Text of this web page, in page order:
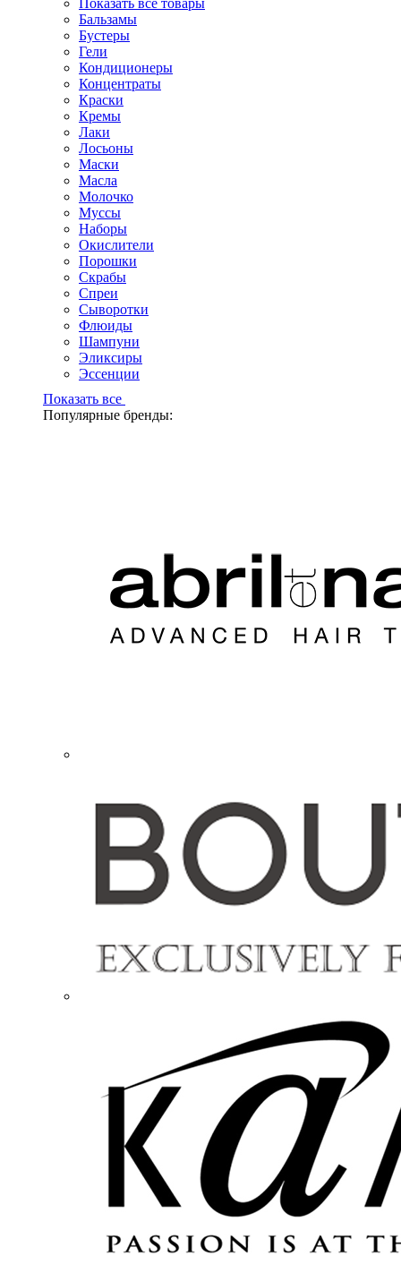
Показать все товары
Бальзамы
Бустеры
Гели
Кондиционеры
Концентраты
Краски
Кремы
Лаки
Лосьоны
Маски
Масла
Молочко
Муссы
Наборы
Окислители
Порошки
Скрабы
Спреи
Сыворотки
Флюиды
Шампуни
Эликсиры
Эссенции
Показать все
Популярные бренды: